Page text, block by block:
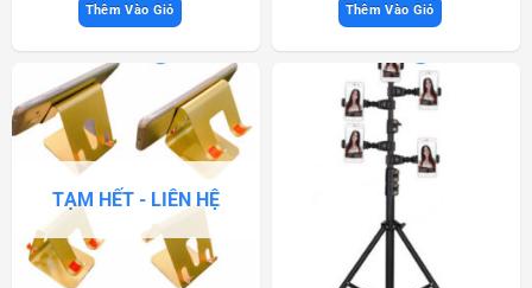
Thêm Vào Giỏ Thêm Vào Giỏ
TẠM HẾT - LIÊN HỆ